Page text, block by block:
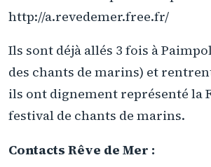
http://a.revedemer.free.fr/
Ils sont déjà allés 3 fois à
des chants de marins) et
ils ont dignement représenté la
festival de chants de marins.
Contacts Rêve de Mer :